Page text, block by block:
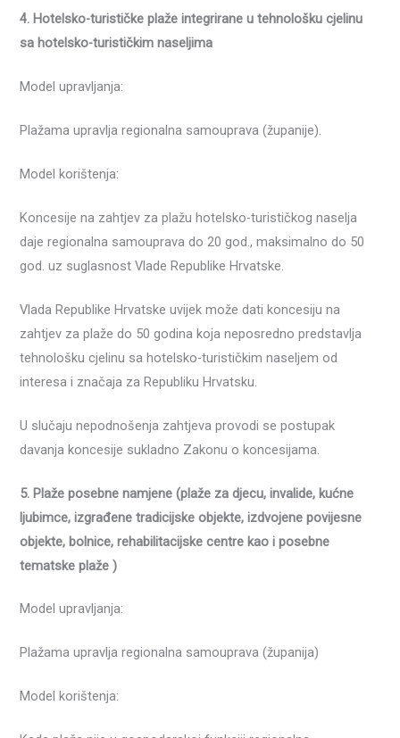
4. Hotelsko-turističke plaže integrirane u tehnološku cjelinu
sa hotelsko-turističkim naseljima
Model upravljanja:
Plažama upravlja regionalna samouprava (županije).
Model korištenja:
Koncesije na zahtjev za plažu hotelsko-turističkog naselja
daje regionalna samouprava do 20 god., maksimalno do 50
god. uz suglasnost Vlade Republike Hrvatske.
Vlada Republike Hrvatske uvijek može dati koncesiju na
zahtjev za plaže do 50 godina koja neposredno predstavlja
tehnološku cjelinu sa hotelsko-turističkim naseljem od
interesa i značaja za Republiku Hrvatsku.
U slučaju nepodnošenja zahtjeva provodi se postupak
davanja koncesije sukladno Zakonu o koncesijama.
5. Plaže posebne namjene (plaže za djecu, invalide, kućne
ljubimce, izgrađene tradicijske objekte, izdvojene povijesne
objekte, bolnice, rehabilitacijske centre kao i posebne
tematske plaže )
Model upravljanja:
Plažama upravlja regionalna samouprava (županija)
Model korištenja: